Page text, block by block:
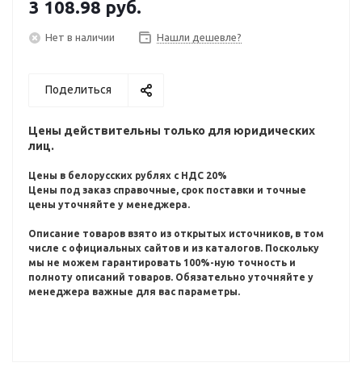
Xe Graphics
3 108.98 руб.
Нет в наличии Нашли дешевле?
Поделиться
Цены действительны только для юридических
лиц.
Цены в белорусских рублях с НДС 20%
Цены под заказ справочные, срок поставки и точные
цены уточняйте у менеджера.
Описание товаров взято из открытых источников, в том
числе с официальных сайтов и из каталогов. Поскольку
мы не можем гарантировать 100%-ную точность и
полноту описаний товаров. Обязательно уточняйте у
менеджера важные для вас параметры.